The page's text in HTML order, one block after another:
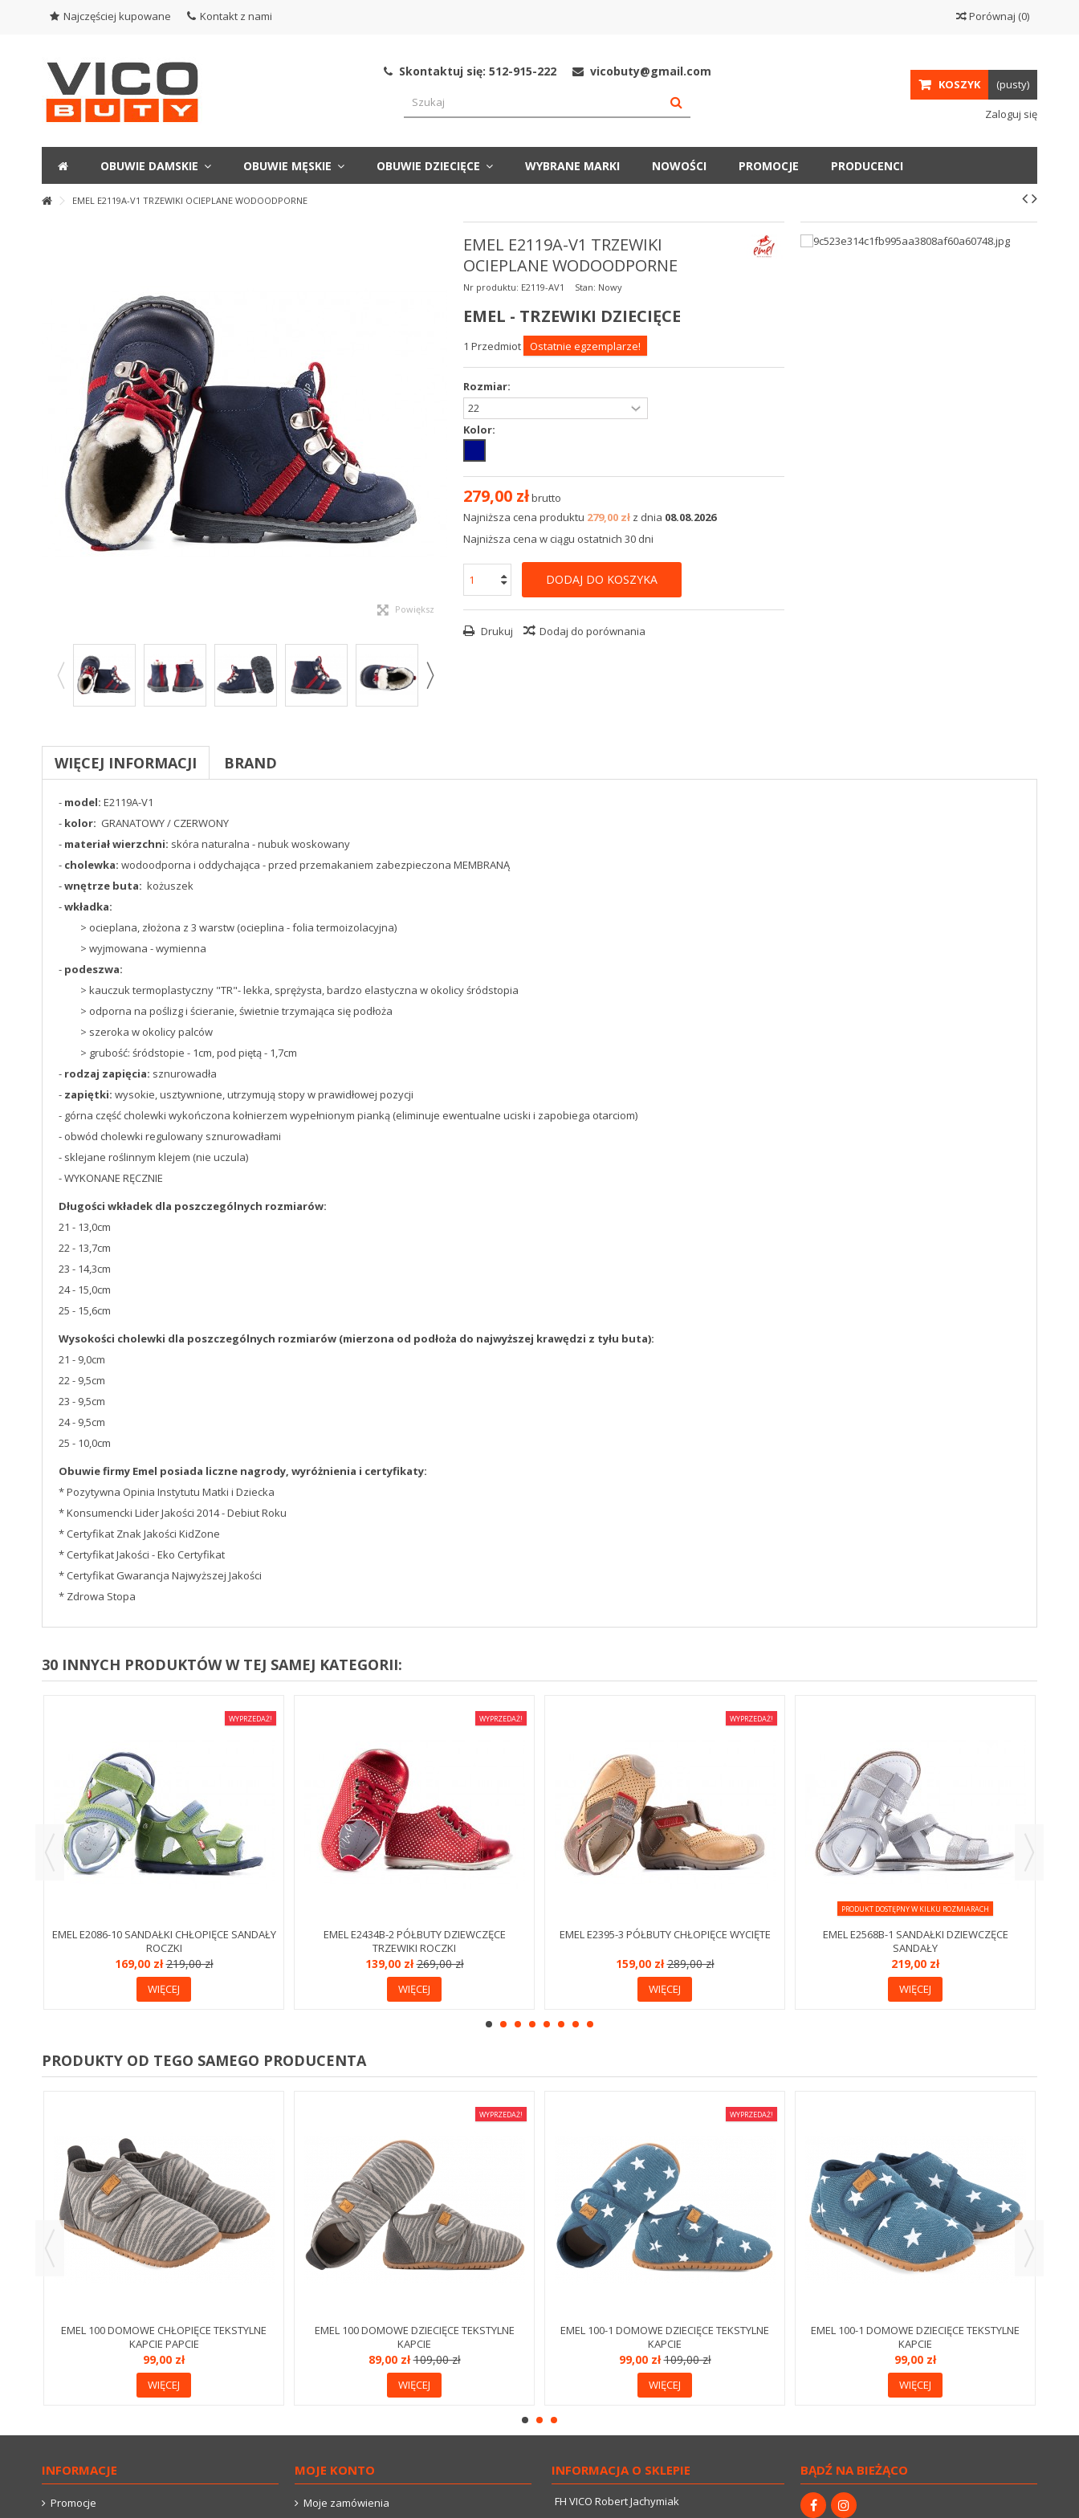
Najczęściej kupowane Kontakt z nami Porównaj (0)
Skontaktuj się: 512-915-222 vicobuty@gmail.com
KOSZYK (pusty)
Zaloguj się
OBUWIE DAMSKIE OBUWIE MĘSKIE OBUWIE DZIECIĘCE WYBRANE MARKI NOWOŚCI PROMOCJE PRODUCENCI
EMEL E2119A-V1 TRZEWIKI OCIEPLANE WODOODPORNE
Powiększ
EMEL E2119A-V1 TRZEWIKI
OCIEPLANE WODOODPORNE
Nr produktu: E2119-AV1 Stan: Nowy
EMEL - TRZEWIKI DZIECIĘCE
1 Przedmiot Ostatnie egzemplarze!
Rozmiar:
Kolor:
279,00 złbrutto
Najniższa cena produktu 279,00 zł z dnia 08.08.2026
Najniższa cena w ciągu ostatnich 30 dni
DODAJ DO KOSZYKA
Drukuj Dodaj do porównania
WIĘCEJ INFORMACJI BRAND
- model: E2119A-V1
- kolor: GRANATOWY / CZERWONY
- materiał wierzchni: skóra naturalna - nubuk woskowany
- cholewka: wodoodporna i oddychająca - przed przemakaniem zabezpieczona MEMBRANĄ
-wnętrze buta: kożuszek
-wkładka:
> ocieplana, złożona z 3 warstw (ocieplina - folia termoizolacyjna)
> wyjmowana - wymienna
- podeszwa:
> kauczuk termoplastyczny "TR"- lekka, sprężysta, bardzo elastyczna w okolicy śródstopia
> odporna na poślizg i ścieranie, świetnie trzymająca się podłoża
> szeroka w okolicy palców
> grubość: śródstopie - 1cm, pod piętą - 1,7cm
- rodzaj zapięcia: sznurowadła
- zapiętki: wysokie, usztywnione, utrzymują stopy w prawidłowej pozycji
- górna część cholewki wykończona kołnierzem wypełnionym pianką (eliminuje ewentualne uciski i zapobiega otarciom)
- obwód cholewki regulowany sznurowadłami
- sklejane roślinnym klejem (nie uczula)
- WYKONANE RĘCZNIE
Długości wkładek dla poszczególnych rozmiarów:
21 - 13,0cm
22 - 13,7cm
23 - 14,3cm
24 - 15,0cm
25 - 15,6cm
Wysokości cholewki dla poszczególnych rozmiarów (mierzona od podłoża do najwyższej krawędzi z tyłu buta):
21 - 9,0cm
22 - 9,5cm
23 - 9,5cm
24 - 9,5cm
25 - 10,0cm
Obuwie firmy Emel posiada liczne nagrody, wyróżnienia i certyfikaty:
* Pozytywna Opinia Instytutu Matki i Dziecka
* Konsumencki Lider Jakości 2014 - Debiut Roku
* Certyfikat Znak Jakości KidZone
* Certyfikat Jakości - Eko Certyfikat
* Certyfikat Gwarancja Najwyższej Jakości
* Zdrowa Stopa
30 INNYCH PRODUKTÓW W TEJ SAMEJ KATEGORII:
WYPRZEDAŻ!
EMEL E2086-10 SANDAŁKI CHŁOPIĘCE SANDAŁY
ROCZKI
169,00 zł219,00 zł
WIĘCEJ
WYPRZEDAŻ!
EMEL E2434B-2 PÓŁBUTY DZIEWCZĘCE
TRZEWIKI ROCZKI
139,00 zł269,00 zł
WIĘCEJ
WYPRZEDAŻ!
EMEL E2395-3 PÓŁBUTY CHŁOPIĘCE WYCIĘTE
159,00 zł289,00 zł
WIĘCEJ
PRODUKT DOSTĘPNY W KILKU ROZMIARACH
EMEL E2568B-1 SANDAŁKI DZIEWCZĘCE
SANDAŁY
219,00 zł
WIĘCEJ
PRODUKTY OD TEGO SAMEGO PRODUCENTA
EMEL 100 DOMOWE CHŁOPIĘCE TEKSTYLNE
KAPCIE PAPCIE
99,00 zł
WIĘCEJ
WYPRZEDAŻ!
EMEL 100 DOMOWE DZIECIĘCE TEKSTYLNE
KAPCIE
89,00 zł109,00 zł
WIĘCEJ
WYPRZEDAŻ!
EMEL 100-1 DOMOWE DZIECIĘCE TEKSTYLNE
KAPCIE
99,00 zł109,00 zł
WIĘCEJ
EMEL 100-1 DOMOWE DZIECIĘCE TEKSTYLNE
KAPCIE
99,00 zł
WIĘCEJ
INFORMACJE
Promocje
MOJE KONTO
Moje zamówienia
INFORMACJA O SKLEPIE
FH VICO Robert Jachymiak
BĄDŹ NA BIEŻĄCO